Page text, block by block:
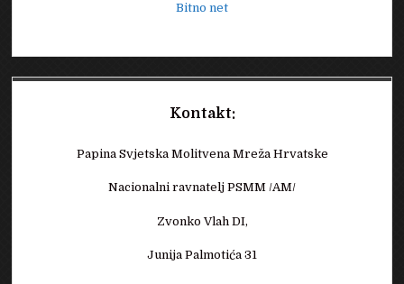
Bitno net
Kontakt:
Papina Svjetska Molitvena Mreža Hrvatske
Nacionalni ravnatelj PSMM /AM/
Zvonko Vlah DI,
Junija Palmotića 31